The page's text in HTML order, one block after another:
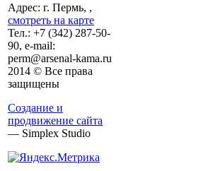
Адрес: г. Пермь, ,
смотреть на карте
Тел.: +7 (342) 287-50-
90, e-mail:
perm@arsenal-kama.ru
2014 © Все права
защищены
Создание и
продвижение сайта
— Simplex Studio